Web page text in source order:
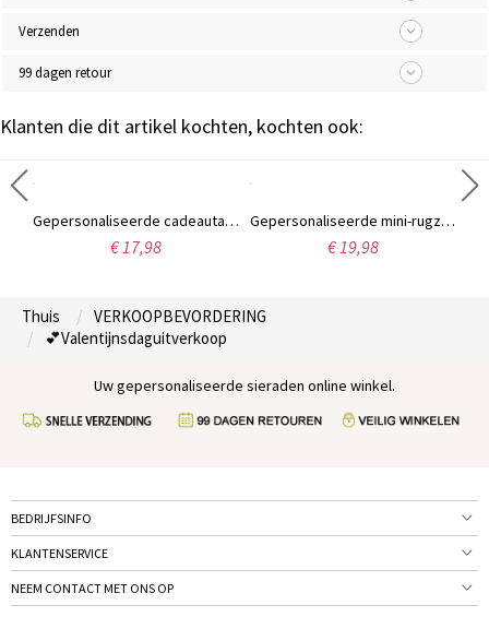
Verzenden
99 dagen retour
Klanten die dit artikel kochten, kochten ook:
Gepersonaliseerde cadeautas met naam en cartoonfiguur van een professionele eend, met strik, transparante PVC strandtas, vakantiecadeautje, geschenk voor vrouwen/meisjes
€ 17,98
Gepersonaliseerde mini-rugzak sleutelhanger met naam, oordopjeshouder van PU-leer, reistasje, tashanger, verjaardagscadeau voor vrouwen/meisjes
€ 19,98
Thuis
VERKOOPBEVORDERING
💕Valentijnsdaguitverkoop
Uw gepersonaliseerde sieraden online winkel.
BEDRIJFSINFO
KLANTENSERVICE
NEEM CONTACT MET ONS OP